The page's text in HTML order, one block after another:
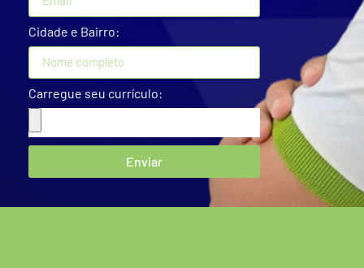
Cidade e Bairro:
Carregue seu currículo:
Enviar